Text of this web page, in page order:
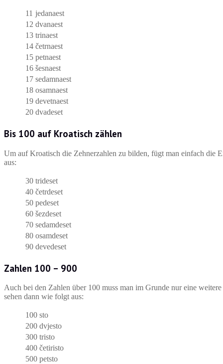
11 jedanaest
12 dvanaest
13 trinaest
14 četrnaest
15 petnaest
16 šesnaest
17 sedamnaest
18 osamnaest
19 devetnaest
20 dvadeset
Bis 100 auf Kroatisch zählen
Um auf Kroatisch die Zehnerzahlen zu bilden, fügt man einfach die
aus:
30 trideset
40 četrdeset
50 pedeset
60 šezdeset
70 sedamdeset
80 osamdeset
90 devedeset
Zahlen 100 – 900
Auch bei den Zahlen über 100 muss man im Grunde nur eine
sehen dann wie folgt aus:
100 sto
200 dvjesto
300 tristo
400 četiristo
500 petsto